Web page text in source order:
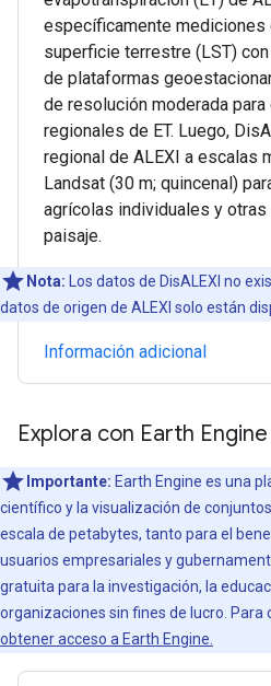
específicamente mediciones
superficie terrestre (LST)
de plataformas
de resolución moderada para
regionales de ET. Luego,
regional de ALEXI a escalas
Landsat (30 m; quincenal)
agrícolas individuales y
paisaje.
Nota: Los datos de DisALEXI no
datos de origen de ALEXI solo están
Información adicional
Explora con Earth Engine
Importante: Earth Engine es una
científico y la visualización de
escala de petabytes, tanto para el
usuarios empresariales y
gratuita para la investigación, la
organizaciones sin fines de lucro. Para
obtener acceso a Earth Engine.